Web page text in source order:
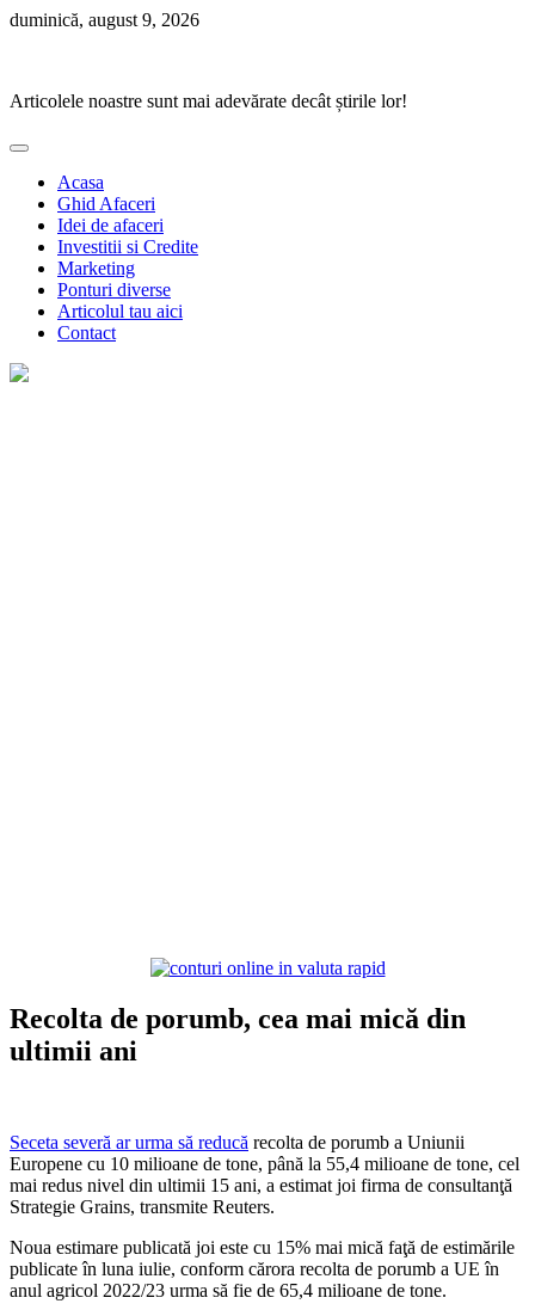
Skip
duminică, august 9, 2026
Articolele noastre sunt mai adevărate decât știrile lor!
Acasa
Ghid Afaceri
Idei de afaceri
Investitii si Credite
Marketing
Ponturi diverse
Articolul tau aici
Contact
Recolta de porumb, cea mai mică din
ultimii ani
Seceta severă ar urma să reducă recolta de porumb a Uniunii
Europene cu 10 milioane de tone, până la 55,4 milioane de tone, cel
mai redus nivel din ultimii 15 ani, a estimat joi firma de consultanţă
Strategie Grains, transmite Reuters.
Noua estimare publicată joi este cu 15% mai mică faţă de estimările
publicate în luna iulie, conform cărora recolta de porumb a UE în
anul agricol 2022/23 urma să fie de 65,4 milioane de tone.